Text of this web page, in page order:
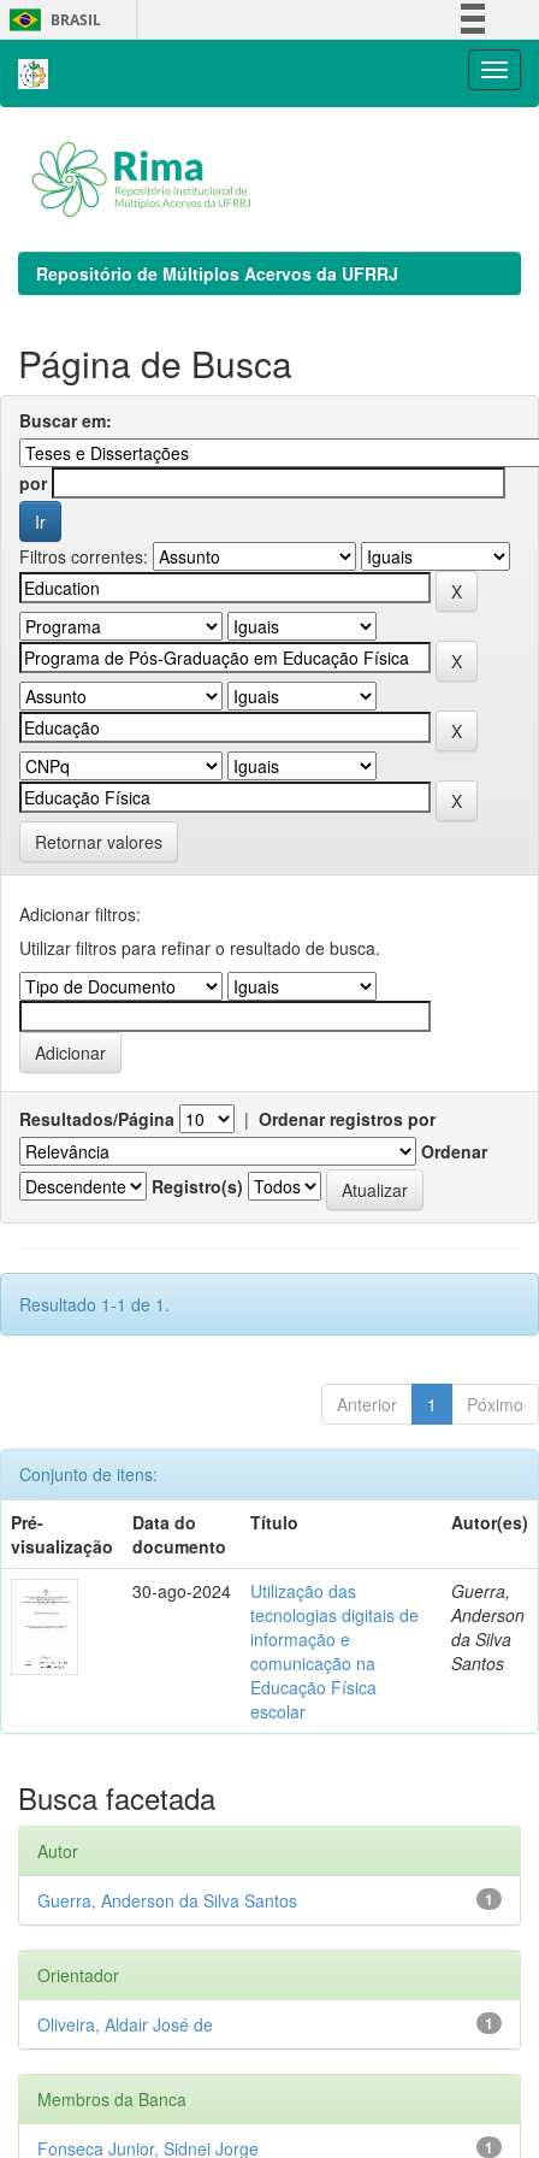
Skip
navigation
BRASIL
Repositório de Múltiplos Acervos da UFRRJ
Página de Busca
Buscar em:
por
Filtros correntes:
Retornar valores
Adicionar filtros:
Utilizar filtros para refinar o resultado de busca.
Resultados/Página | Ordenar registros por
Ordenar
Registro(s)
Resultado 1-1 de 1.
Anterior 1 Póximo
Conjunto de itens:
Pré-
visualização
Data do
documento
Título Autor(es)
30-ago-2024
Utilização das
tecnologias digitais de
informação e
comunicação na
Educação Física
escolar
Guerra,
Anderson
da Silva
Santos
Busca facetada
Autor
1
Guerra, Anderson da Silva Santos
Orientador
1
Oliveira, Aldair José de
Membros da Banca
1
Fonseca Junior, Sidnei Jorge